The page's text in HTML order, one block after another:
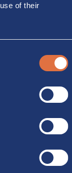
of their